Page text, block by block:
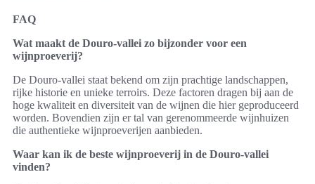
FAQ
Wat maakt de Douro-vallei zo bijzonder voor een
wijnproeverij?
De Douro-vallei staat bekend om zijn prachtige landschappen,
rijke historie en unieke terroirs. Deze factoren dragen bij aan de
hoge kwaliteit en diversiteit van de wijnen die hier geproduceerd
worden. Bovendien zijn er tal van gerenommeerde wijnhuizen
die authentieke wijnproeverijen aanbieden.
Waar kan ik de beste wijnproeverij in de Douro-vallei
vinden?